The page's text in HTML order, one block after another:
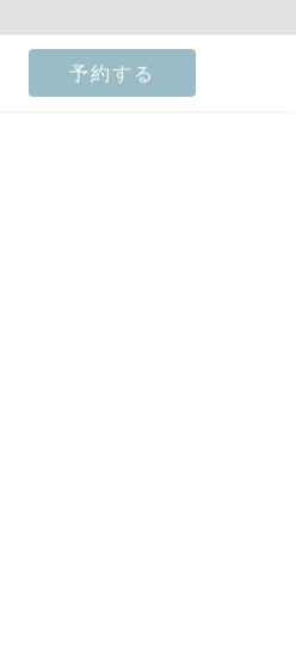
予約する